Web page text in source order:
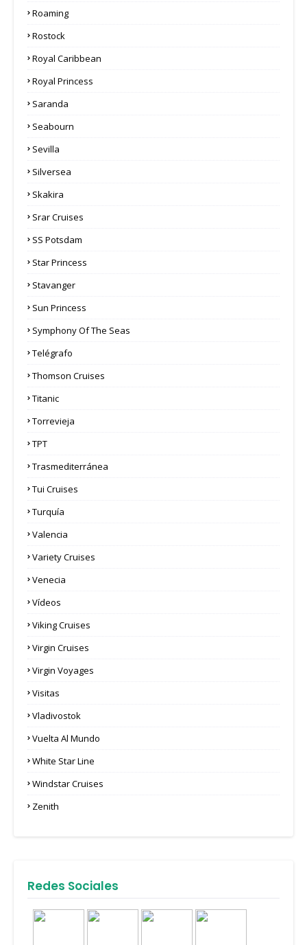
Roaming
Rostock
Royal Caribbean
Royal Princess
Saranda
Seabourn
Sevilla
Silversea
Skakira
Srar Cruises
SS Potsdam
Star Princess
Stavanger
Sun Princess
Symphony Of The Seas
Telégrafo
Thomson Cruises
Titanic
Torrevieja
TPT
Trasmediterránea
Tui Cruises
Turquía
Valencia
Variety Cruises
Venecia
Vídeos
Viking Cruises
Virgin Cruises
Virgin Voyages
Visitas
Vladivostok
Vuelta Al Mundo
White Star Line
Windstar Cruises
Zenith
Redes Sociales